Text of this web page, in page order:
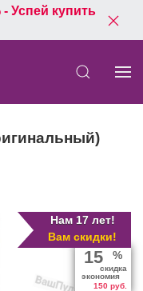
- Успей купить
Нам 17 лет!
Вам скидки!
15 %
скидка
экономия
150 руб.